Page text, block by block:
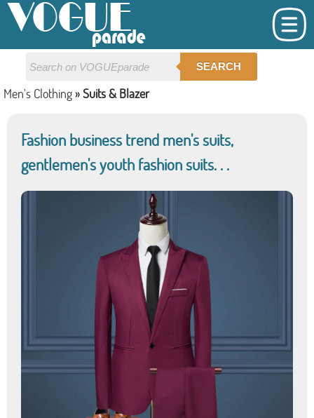
SEARCH
Men's Clothing »Suits & Blazer
Fashion business trend men's suits,
gentlemen's youth fashion suits. . .